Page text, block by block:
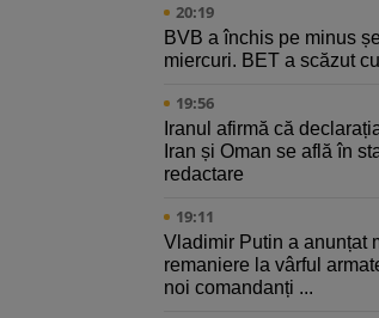
20:19
BVB a închis pe minus
miercuri. BET a scăzut
19:56
Iranul afirmă că
Iran și Oman se află în
redactare
19:11
Vladimir Putin a anunțat
remaniere la vârful
noi comandanți ...